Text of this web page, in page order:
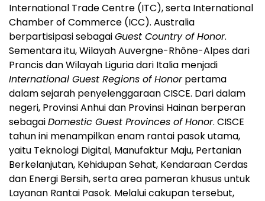
International Trade Centre (ITC), serta International
Chamber of Commerce (ICC). Australia
berpartisipasi sebagaiGuest Country of Honor.
Sementara itu, Wilayah Auvergne-Rhône-Alpes dari
Prancis dan Wilayah Liguria dari Italia menjadi
International Guest Regions of Honorpertama
dalam sejarah penyelenggaraan CISCE. Dari dalam
negeri, Provinsi Anhui dan Provinsi Hainan berperan
sebagaiDomestic Guest Provinces of Honor. CISCE
tahun ini menampilkan enam rantai pasok utama,
yaitu Teknologi Digital, Manufaktur Maju, Pertanian
Berkelanjutan, Kehidupan Sehat, Kendaraan Cerdas
dan Energi Bersih, serta area pameran khusus untuk
Layanan Rantai Pasok. Melalui cakupan tersebut,